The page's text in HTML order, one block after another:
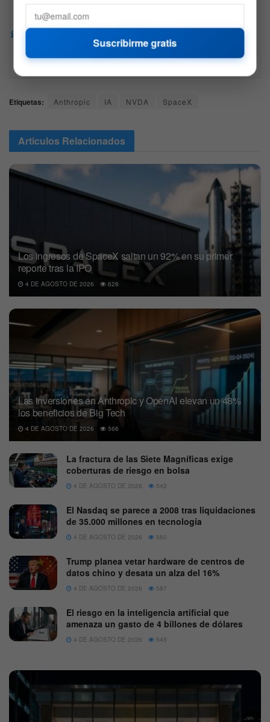
Descargo de responsabilidad: Toda la información
encontrada en Bitfinanzas es dada con la mejor
intención, esta no representa ninguna recomendación
de inversión y es solo para fines informativos.
Etiquetas: Anthropic IA NVDA SpaceX
Articulos Relacionados
Los ingresos de SpaceX saltan un 92% en su primer
reporte tras la IPO
4 DE AGOSTO DE 2026 628
Las inversiones en Anthropic y OpenAI elevan un 48%
los beneficios de Big Tech
4 DE AGOSTO DE 2026 566
La fractura de las Siete Magníficas exige
coberturas de riesgo en bolsa
4 DE AGOSTO DE 2026 542
El Nasdaq se parece a 2008 tras liquidaciones
de 35.000 millones en tecnología
4 DE AGOSTO DE 2026 560
Trump planea vetar hardware de centros de
datos chino y desata un alza del 16%
4 DE AGOSTO DE 2026 587
El riesgo en la inteligencia artificial que
amenaza un gasto de 4 billones de dólares
4 DE AGOSTO DE 2026 545
Suscribirme gratis